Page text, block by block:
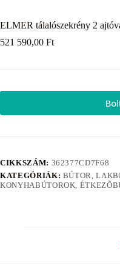
ELMER tálalószekrény 2
521 590,00 Ft
CIKKSZÁM: 362377CD7F68
KATEGÓRIÁK: BÚTOR,
KONYHABÚTOROK,